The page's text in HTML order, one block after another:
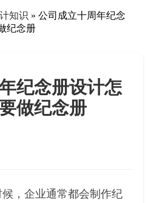
知识 » 公司成立十周年纪念
纪念册
纪念册设计怎
做纪念册
，企业通常都会制作纪